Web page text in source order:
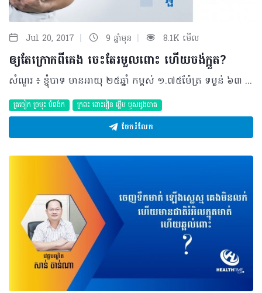
Jul 20, 2017 | 9 ឆ្នាំមុន | 8.1K មើល
ឲ្យតែក្រោកពីគេង ចេះតែរមួលពោះ ហើយចង់ក្អួត?
សំណួរ ៖ ខ្ញុំបាទ មានអាយុ ២៥ឆ្នាំ កម្ពស់ ១.៧៥ម៉ែត្រ ទម្ងន់ ៦៣ គីឡូក្រាម សព្វថ្ងៃជា និស្សិត។ ខ្ញុំមានបញ្ហាសុខភាព ដោយពេលក្រោកពីគេងចេះតែមានអារម្មណ៍ថា ចង់ក្អួត ឈឺបំពង់ក និងមានអាការៈស្ងួតបំពង់ក ចេះតែរមួលពោះ ពេលញ៉ាំក៏ឈឺ មិនញ៉ាំក៏ឈឺ។ រោគសញ្ញាខាងលើកើតមានឡើង ៤ឆ្នាំមកហើយ ហើយបន្ថែមពីរោគសញ្ញាខាងលើ ខ្ញុំតែងតែមានអារម្មណ៍ហត់ និងឈឺឆ្អឹងខ្នង។ ខ្ញុំធ្លាប់ប្រើ ថ្នាំសម្រាប់ព្យាបាលរលាកក្រពះ និងពោះវៀន តែខ្ញុំមិនមានប្រើថ្នាំប្រចាំកាយនោះទេ។ ខ្ញុំចង់សួរលោកវេជ្ជបណ្ឌិតថា តើខ្ញុំត្រូវទទួលបានការព្យាបាលដូចម្តេច? ចម្លើយ៖ តាមការរៀបរាប់របស់ប្អូន វាអាចជារោគសញ្ញាទាក់ទងទៅនឹងបញ្ហាក្រពះ ឬក៏បណ្ដាលមកពីបញ្ហាឆ្អឹងខ្នង។ ជាធម្មតា មុននឹងគ្រូពេទ្យព្យាបាលជំងឺ គ្រូពេទ្យត្រូវពិនិត្យមើលអ្នកជំងឺ សួរនាំថតឆ្លុះ ថតកាំរស្មី X ឬមើលឈាមបន្ថែម។ បើសិនជាប្អូនមានសំណួរ ឬ ការងឿងឆ្ងល់បន្ថែម សូមទៅពិគ្រោះជំងឺជាមួយគ្រូពេទ្យឯកទេស ដើម្បីធ្វើរោគវិនិច្ឆ័យឲ្យបានកាន់តែច្បាស់ និងទទួលបានការព្យាបាលដ៏ត្រឹមត្រូវ ព្រមទាំង សន្សំសំចៃថវិកា និងពេលវេលា។ បកស្រាយដោយ​ ៖ វេជ្ជបណ្ឌិត សាន់ ចាន់ណា ឯកទេសជំងឺ ថ្លើម ក្រពះ ពោះវៀននៃមន្ទីរពេទ្យកាល់ម៉ែត © 2017 រក្សាសិទ្ធិគ្រប់យ៉ាងដោយ Health Time Corporation ចំពោះគ្រប់អត្ថបទដោយគ្មានផ្នែកណាមួយត្រូវបោះពុម្ពផ្សាយចូលប្រព័ន្ធអ៊ីនធឺណែត ឧបករណ៍អេឡិចត្រូនិក អាត់ជាសំឡេងឬថតចំលងគ្រប់រូបភាពដោយគ្មានការអនុញ្ញាតឡើយ
ត្រចៀក ច្រមុះ បំពង់ក ក្រពះ​ ពោះវៀន​ ថ្លើម ឫសដូងបាត
ចែករំលែក